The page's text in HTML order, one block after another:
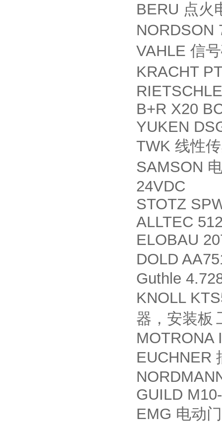
BERU 点火
NORDSON
VAHLE 信
KRACHT
B+R X20
YUKEN
TWK 线性
SAMSON
24VDC
STOTZ
ALLTEC
ELOBAU
DOLD
Guthle
KNOLL
器，安装板
MOTRONA
EUCHNER
GUILD
EMG 电动